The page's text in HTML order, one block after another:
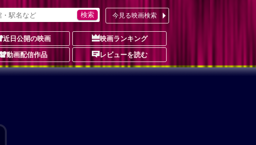
今見る映画検索
近日公開の映画 映画ランキング
動画配信作品 レビューを読む